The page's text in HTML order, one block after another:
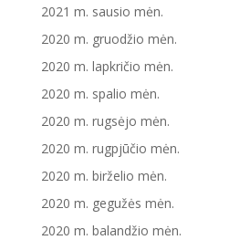
2021 m. sausio mėn.
2020 m. gruodžio mėn.
2020 m. lapkričio mėn.
2020 m. spalio mėn.
2020 m. rugsėjo mėn.
2020 m. rugpjūčio mėn.
2020 m. birželio mėn.
2020 m. gegužės mėn.
2020 m. balandžio mėn.